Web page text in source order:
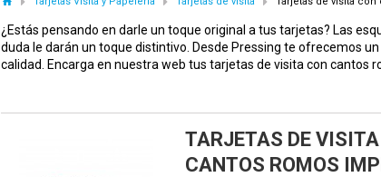
¿Estás pensando en darle un toque original a tus tarjetas? Las
duda le darán un toque distintivo. Desde Pressing te ofrecemos
calidad. Encarga en nuestra web tus tarjetas de visita con cantos
TARJETAS DE
CANTOS ROMOS